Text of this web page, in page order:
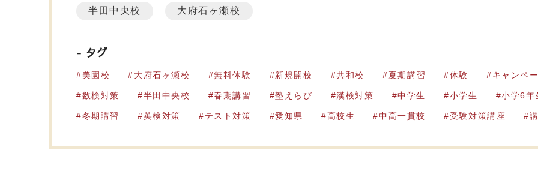
半田中央校 大府石ヶ瀬校
タグ
美園校 大府石ヶ瀬校 無料体験 新規開校 共和校 夏期講習 体験 キャンペ
数検対策 半田中央校 春期講習 塾えらび 漢検対策 中学生 小学生 小学6年
冬期講習 英検対策 テスト対策 愛知県 高校生 中高一貫校 受験対策講座